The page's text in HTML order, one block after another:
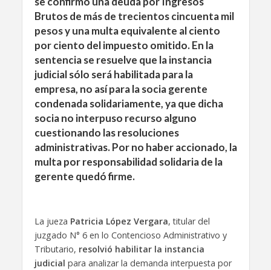
Brutos de más de trecientos cincuenta mil
pesos y una multa equivalente al ciento
por ciento del impuesto omitido. En la
sentencia se resuelve que la instancia
judicial sólo será habilitada para la
empresa, no así para la socia gerente
condenada solidariamente, ya que dicha
socia no interpuso recurso alguno
cuestionando las resoluciones
administrativas. Por no haber accionado, la
multa por responsabilidad solidaria de la
gerente quedó firme.
La jueza Patricia López Vergara, titular del
juzgado N° 6 en lo Contencioso Administrativo y
Tributario, resolvió habilitar la instancia
judicial para analizar la demanda interpuesta por